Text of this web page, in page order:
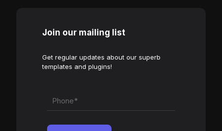
Join our mailing list
Get regular updates about our superb
templates and plugins!